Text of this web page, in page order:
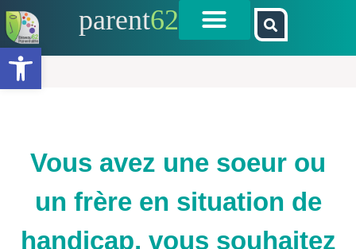
Ouvrir la barre d’outils
parent62
Vous avez une soeur ou
un frère en situation de
handicap, vous souhaitez